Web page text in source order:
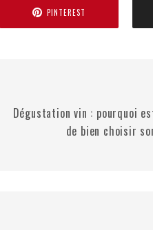
PINTEREST
Dégustation vin : pourquoi
de bien choisir